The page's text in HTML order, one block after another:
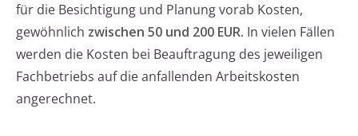
für die Besichtigung und Planung vorab Kosten,
gewöhnlich zwischen 50 und 200 EUR. In vielen Fällen
werden die Kosten bei Beauftragung des jeweiligen
Fachbetriebs auf die anfallenden Arbeitskosten
angerechnet.